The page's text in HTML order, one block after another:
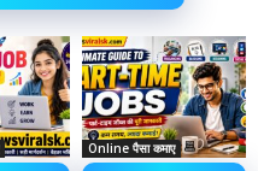
Online पैसा कमाए